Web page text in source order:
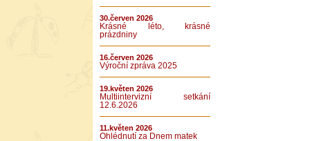
30.červen 2026
Krásné léto, krásné
prázdniny
16.červen 2026
Výroční zpráva 2025
19.květen 2026
Multiintervizní setkání
12.6.2026
11.květen 2026
Ohlédnutí za Dnem matek